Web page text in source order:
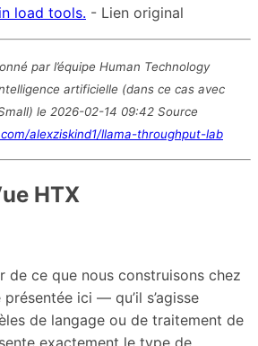
load tools. - Lien original
par l’équipe Human Technology
artificielle (dans ce cas avec
le 2026-02-14 09:42 Source
alexziskind1/llama-throughput-lab
HTX
de ce que nous construisons chez
ici — qu’il s’agisse
de langage ou de traitement de